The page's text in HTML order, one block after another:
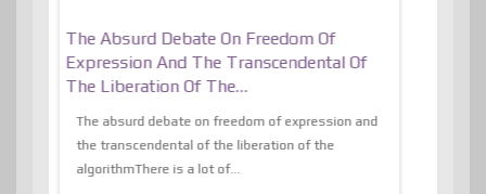
The Absurd Debate On Freedom Of
Expression And The Transcendental Of
The Liberation Of The…
The absurd debate on freedom of expression and
the transcendental of the liberation of the
algorithmThere is a lot of...